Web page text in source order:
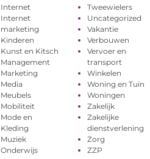
Internet
Internet
marketing
Kinderen
Kunst en Kitsch
Management
Marketing
Media
Meubels
Mobiliteit
Mode en
Kleding
Muziek
Onderwijs
Tweewielers
Uncategorized
Vakantie
Verbouwen
Vervoer en
transport
Winkelen
Woning en Tuin
Woningen
Zakelijk
Zakelijke
dienstverlening
Zorg
ZZP